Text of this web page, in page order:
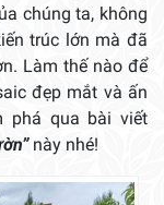
chúng ta, không
trúc lớn mà đã
Làm thế nào để
đẹp mắt và ấn
phá qua bài viết
này nhé!